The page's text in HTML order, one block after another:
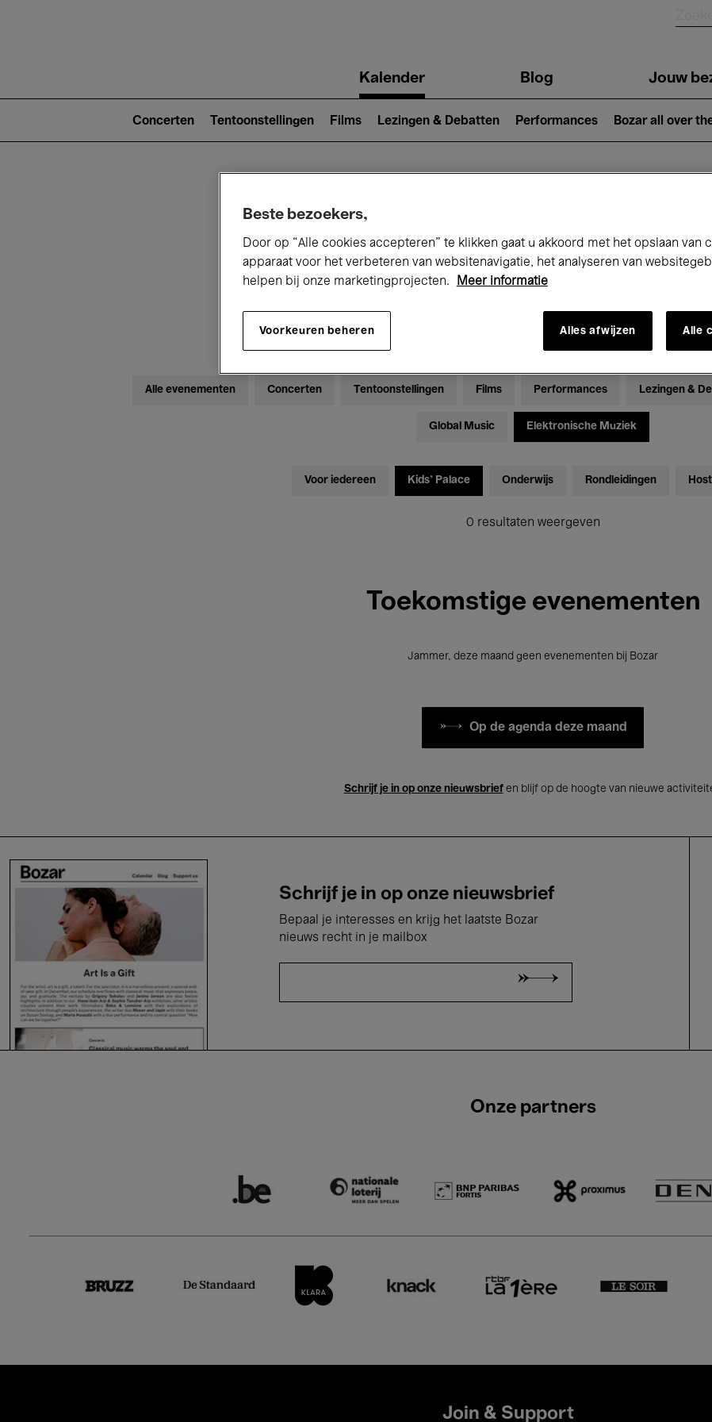
navigationKalender Blog Jouw
2)
Concerten Tentoonstellingen Films Lezingen & Debatten Performances Bozar all over
Alle evenementen Concerten Tentoonstellingen Films Performances Lezingen &
Global Music Elektronische Muziek
Voor iedereen Kids’ Palace Onderwijs Rondleidingen
0 resultaten weergeven
Toekomstige evenementen
Jammer, deze maand geen evenementen bij Bozar
Op de agenda deze maand
Schrijf je in op onze nieuwsbriefen blijf op de hoogte van nieuwe
Schrijf je in op onze nieuwsbrief
Bepaal je interesses en krijg het laatste Bozar
nieuws recht in je mailbox
Onze partners
Join & Support
Beste bezoekers,
Door op “Alle cookies accepteren” te klikken gaat u akkoord met het opslaan van
apparaat voor het verbeteren van websitenavigatie, het analyseren van
helpen bij onze marketingprojecten.
Meer informatie
Voorkeuren beheren Alles afwijzen Alle